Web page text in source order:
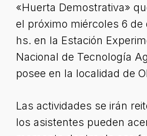
«Huerta Demostrativa»
el próximo miércoles 6 de
hs. en la Estación
Nacional de Tecnología
posee en la localidad de
Las actividades se irán
los asistentes pueden